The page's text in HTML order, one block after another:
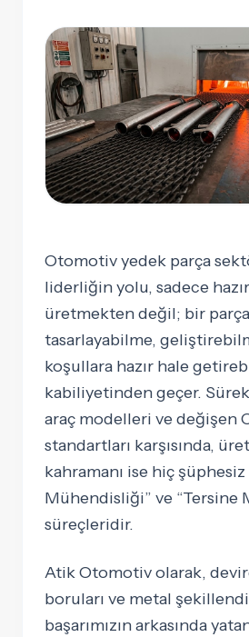
Otomotiv yedek parça
liderliğin yolu, sadece
üretmekten değil; bir
tasarlayabilme,
koşullara hazır hale
kabiliyetinden geçer.
araç modelleri ve değişen
standartları karşısında,
kahramanı ise hiç şüphesiz
Mühendisliği” ve “Tersine
süreçleridir.
Atik Otomotiv olarak,
boruları ve metal
başarımızın arkasında